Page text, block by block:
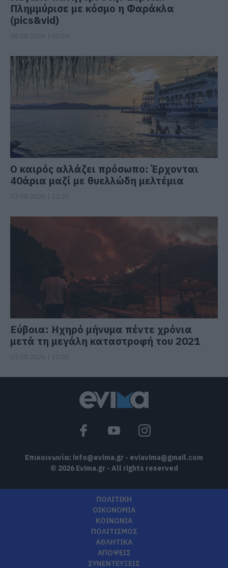
Πλημμύρισε με κόσμο η Φαράκλα
(pics&vid)
Ο καιρός αλλάζει πρόσωπο: Έρχονται
40άρια μαζί με θυελλώδη μελτέμια
Εύβοια: Ηχηρό μήνυμα πέντε χρόνια
μετά τη μεγάλη καταστροφή του 2021
Επικοινωνία: info@evima.gr - eviavima@gmail.com
© 2026 Evima.gr - All rights reserved
ΠΟΛΙΤΙΚΗ
ΟΙΚΟΝΟΜΙΑ
ΚΟΙΝΩΝΙΑ
ΠΟΛΙΤΙΣΜΟΣ
ΑΘΛΗΤΙΚΑ
ΑΠΟΨΕΙΣ
ΣΥΝΕΝΤΕΥΞΕΙΣ